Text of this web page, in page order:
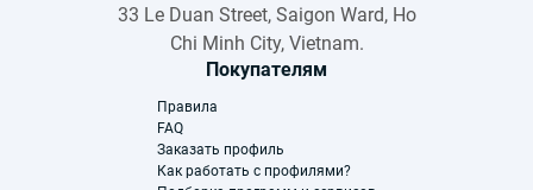
33 Le Duan Street, Saigon Ward, Ho
Chi Minh City, Vietnam.
Покупателям
Правила
FAQ
Заказать профиль
Как работать с профилями?